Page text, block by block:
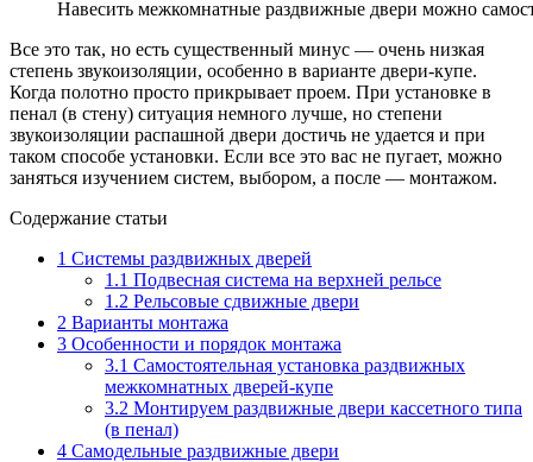
Навесить межкомнатные раздвижные двери можно
Все это так, но есть существенный минус — очень низкая
степень звукоизоляции, особенно в варианте двери-купе.
Когда полотно просто прикрывает проем. При установке в
пенал (в стену) ситуация немного лучше, но степени
звукоизоляции распашной двери достичь не удается и при
таком способе установки. Если все это вас не пугает, можно
заняться изучением систем, выбором, а после — монтажом.
Содержание статьи
1 Системы раздвижных дверей
1.1 Подвесная система на верхней рельсе
1.2 Рельсовые сдвижные двери
2 Варианты монтажа
3 Особенности и порядок монтажа
3.1 Самостоятельная установка раздвижных
межкомнатных дверей-купе
3.2 Монтируем раздвижные двери кассетного типа
(в пенал)
4 Самодельные раздвижные двери